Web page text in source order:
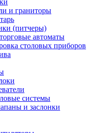
и граниторы
(питчеры)
автоматы
столовых приборов
системы
и заслонки